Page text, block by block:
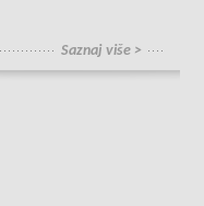
Saznaj više >